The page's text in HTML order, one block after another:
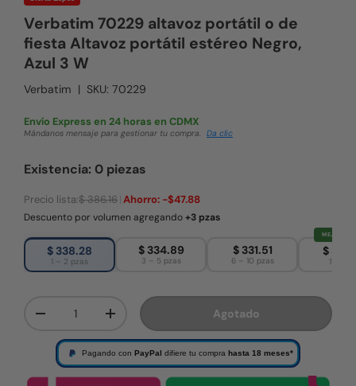
Verbatim 70229 altavoz portátil o de
fiesta Altavoz portátil estéreo Negro,
Azul 3 W
Verbatim | SKU: 70229
Envío Express en 24 horas en CDMX
Mándanos mensaje para gestionar tu compra. Da clic
Existencia: 0 piezas
Precio lista:$ 386.16 Ahorro: -$47.88
Descuento por volumen agregando+3 pzas
$ 338.28
1 – 2 pzas
$ 334.89
3 – 5 pzas
$ 331.51
6 – 10 pzas
MEJOR
$
11+
Disminuir cantidadAumentar la cantidadAgotado
Pagando con PayPal difiere tu compra hasta 18 meses*